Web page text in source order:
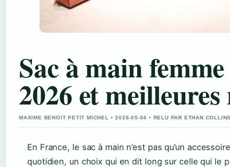
Sac à main
2026 et
MAXIME BENOIT PETIT MICHEL • 2026-05-04 • RELU PAR ETHAN
En France, le sac à main n’est pas qu’un
quotidien, un choix qui en dit long sur celle qui le